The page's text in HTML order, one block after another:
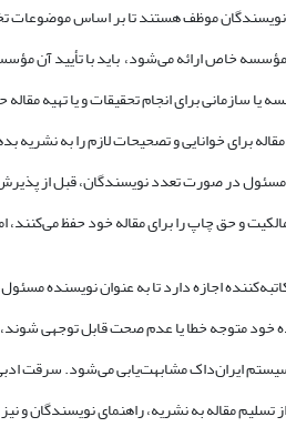
و حق چاپ را برای مقاله خود حفظ می‌کنند،